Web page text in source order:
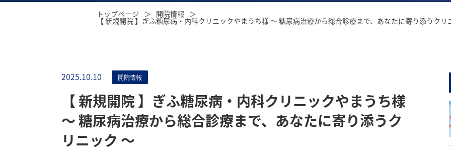
トップページ 開院情報
【 新規開院 】ぎふ糖尿病・内科クリニックやまうち様 〜 糖尿病治療から総合診療まで、あなたに寄り添うクリ
2025.10.10 開院情報
【 新規開院 】ぎふ糖尿病・内科クリニックやまうち様
〜 糖尿病治療から総合診療まで、あなたに寄り添うク
リニック 〜